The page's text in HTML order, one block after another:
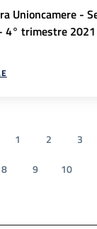
Unioncamere -
4° trimestre 2021
1 2 3
8 9 10